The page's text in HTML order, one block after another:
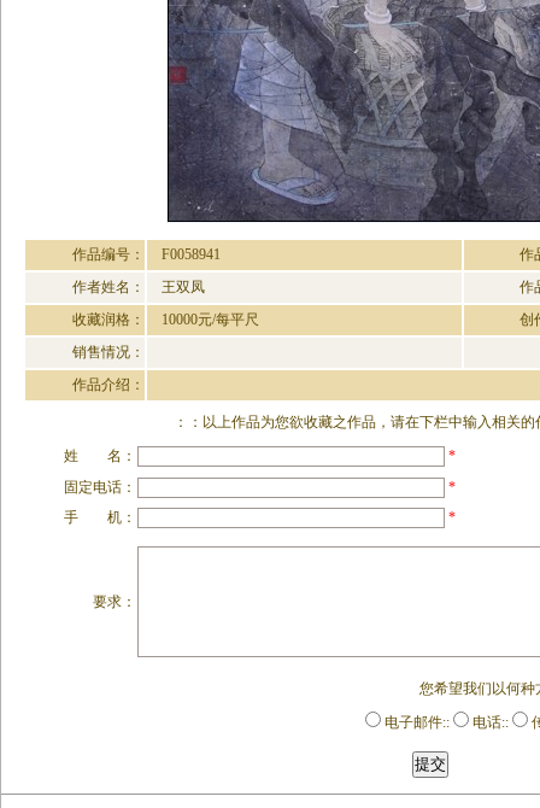
作品编号： F0058941
作
作者姓名：
王双凤
作
收藏润格：
10000元/每平尺
创
销售情况：
作品介绍：
：：以上作品为您欲收藏之作品，请在下栏中输入相关
姓 名：
*
固定电话：
*
手 机：
*
要求：
您希望我们以何种
电子邮件::
电话::